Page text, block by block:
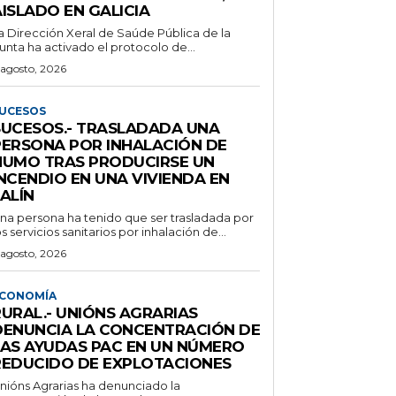
EN GALICIA
Dirección Xeral de Saúde Pública de la
ha activado el protocolo de...
2026
TRASLADADA UNA
POR INHALACIÓN DE
TRAS PRODUCIRSE UN
EN UNA VIVIENDA EN
persona ha tenido que ser trasladada por
servicios sanitarios por inhalación de...
2026
UNIÓNS AGRARIAS
LA CONCENTRACIÓN DE
AYUDAS PAC EN UN NÚMERO
DE EXPLOTACIONES
Agrarias ha denunciado la